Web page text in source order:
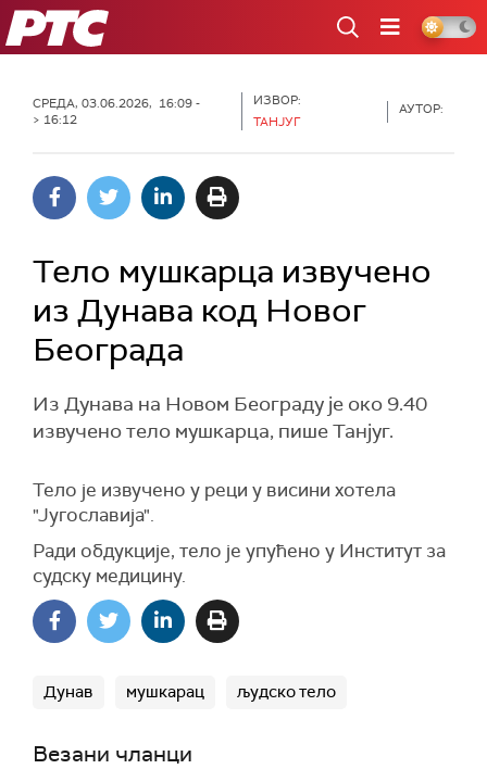
РТС
СРЕДА, 03.06.2026, 16:09 -
> 16:12
ИЗВОР:
ТАНЈУГ
АУТОР:
Тело мушкарца извучено
из Дунава код Новог
Београда
Из Дунава на Новом Београду је око 9.40
извучено тело мушкарца, пише Танјуг.
Тело је извучено у реци у висини хотела
"Југославија".
Ради обдукције, тело је упућено у Институт за
судску медицину.
Дунав мушкарац људско тело
Везани чланци